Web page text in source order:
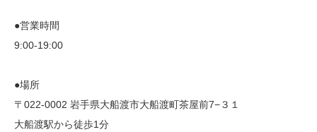
●営業時間
9:00-19:00
●場所
〒022-0002 岩手県大船渡市大船渡町茶屋前7−３１
大船渡駅から徒歩1分